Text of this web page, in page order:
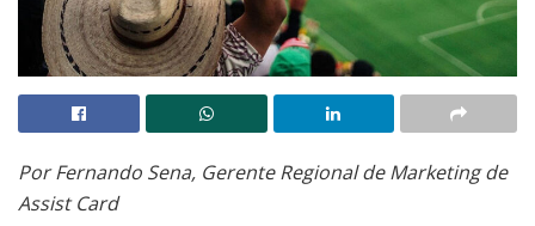
Por Fernando Sena, Gerente Regional de Marketing de
Assist Card